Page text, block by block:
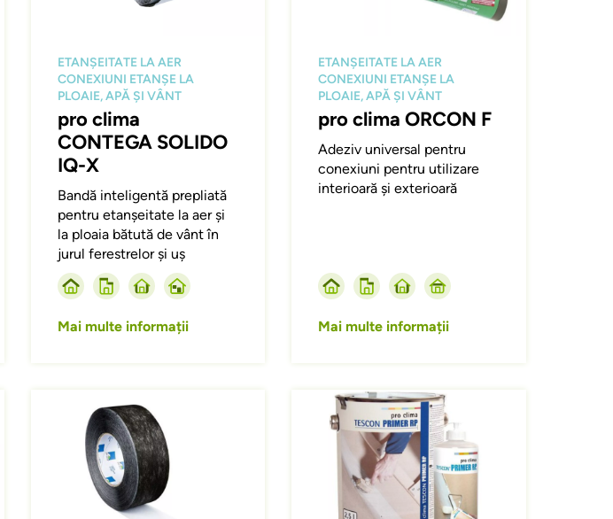
ETANȘEITATE LA AER
CONEXIUNI ETANȘE LA
PLOAIE, APĂ ȘI VÂNT
pro clima
CONTEGA SOLIDO
IQ-X
Bandă inteligentă prepliată
pentru etanșeitate la aer și
la ploaia bătută de vânt în
jurul ferestrelor și uș
Mai multe informații
ETANȘEITATE LA AER
CONEXIUNI ETANȘE LA
PLOAIE, APĂ ȘI VÂNT
pro clima ORCON F
Adeziv universal pentru
conexiuni pentru utilizare
interioară și exterioară
Mai multe informații
Afbeelding